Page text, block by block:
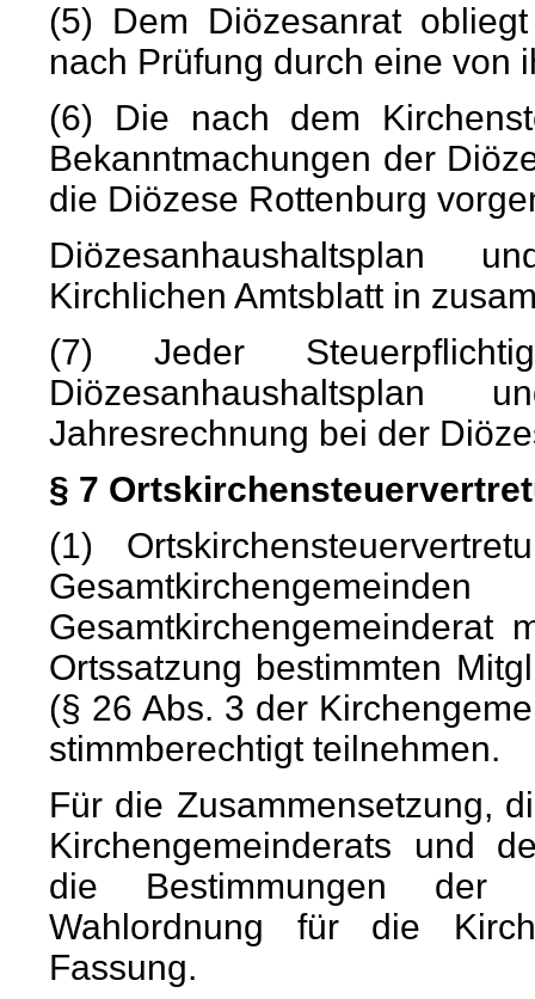
(5) Dem Diözesanrat
nach Prüfung durch eine von
(6) Die nach dem
Bekanntmachungen der
die Diözese Rottenburg
Diözesanhaushaltsplan
Kirchlichen Amtsblatt in
(7) Jeder
Jahresrechnung bei der
§ 7
(1)
Ortssatzung bestimmten
(§ 26 Abs. 3 der
stimmberechtigt teilnehmen.
Für die Zusammensetzung,
Kirchengemeinderats und
die Bestimmungen der
Wahlordnung für die
Fassung.